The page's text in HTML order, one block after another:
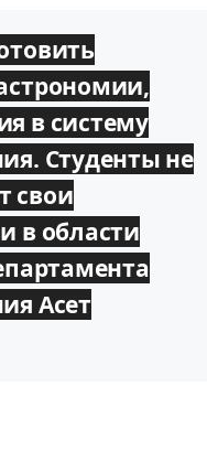
в систему
Студенты не
свои
в области
Асет